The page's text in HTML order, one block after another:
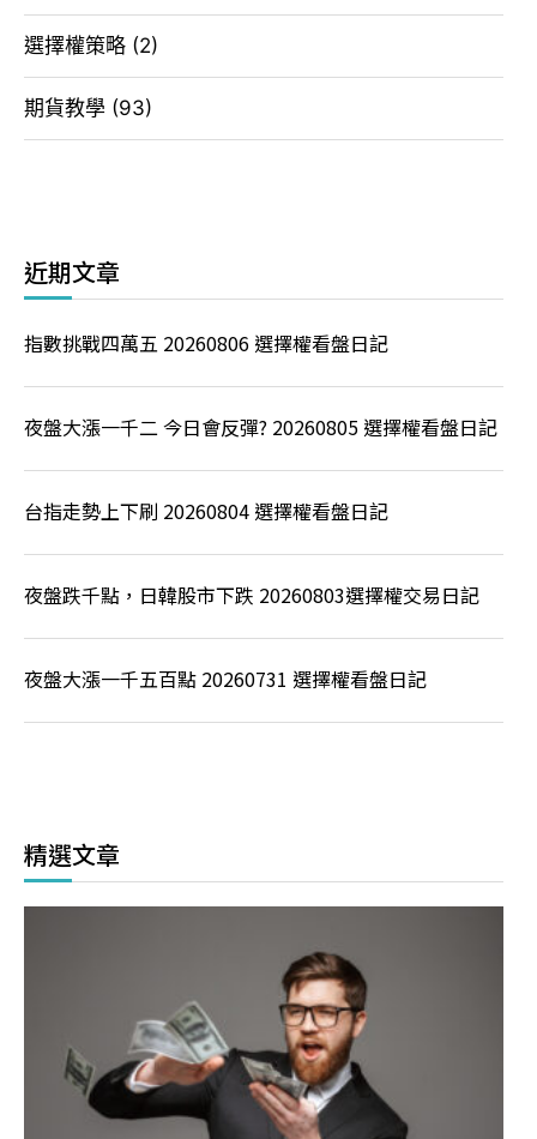
選擇權策略 (2)
期貨教學 (93)
近期文章
指數挑戰四萬五 20260806 選擇權看盤日記
夜盤大漲一千二 今日會反彈? 20260805 選擇權看盤日記
台指走勢上下刷 20260804 選擇權看盤日記
夜盤跌千點，日韓股市下跌 20260803選擇權交易日記
夜盤大漲一千五百點 20260731 選擇權看盤日記
精選文章